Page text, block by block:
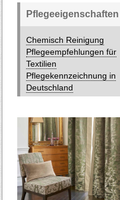
Pflegeeigenschaften
Chemisch Reinigung
Pflegeempfehlungen für
Textilien
Pflegekennzeichnung in
Deutschland